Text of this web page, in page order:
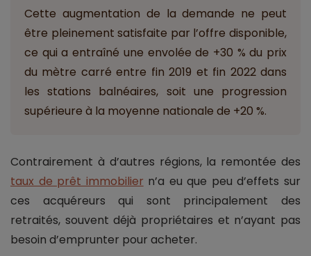
Cette augmentation de la demande ne peut
être pleinement satisfaite par l’offre disponible,
ce qui a entraîné une envolée de +30 % du prix
du mètre carré entre fin 2019 et fin 2022 dans
les stations balnéaires, soit une progression
supérieure à la moyenne nationale de +20 %.
Contrairement à d’autres régions, la remontée des
taux de prêt immobilier n’a eu que peu d’effets sur
ces acquéreurs qui sont principalement des
retraités, souvent déjà propriétaires et n’ayant pas
besoin d’emprunter pour acheter.